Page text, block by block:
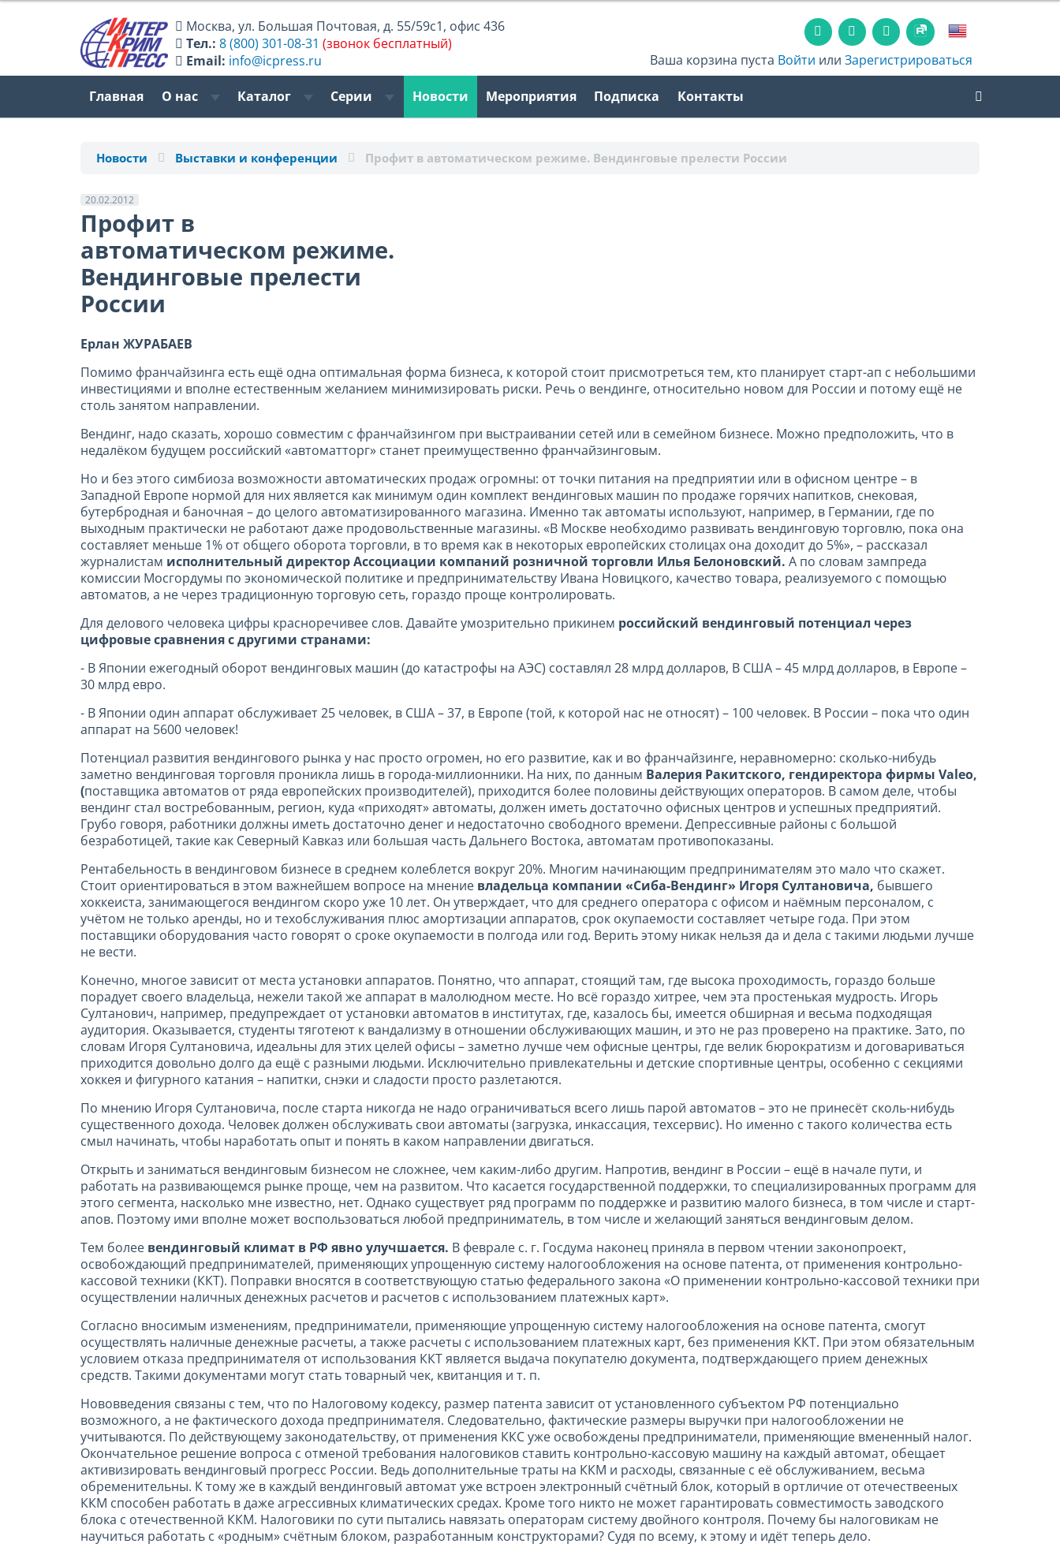
Москва,ул. Большая Почтовая, д. 55/59с1, офис 436
Тел.: 8 (800) 301-08-31 (звонок бесплатный)
Email: info@icpress.ru Ваша корзина пуста Войти илиЗарегистрироваться
Главная О нас Каталог Серии Новости Мероприятия Подписка Контакты
Новости Выставки и конференции Профит в автоматическом режиме. Вендинговые прелести России
20.02.2012
Профит в
автоматическом режиме.
Вендинговые прелести
России
Ерлан ЖУРАБАЕВ
Помимо франчайзинга есть ещё одна оптимальная форма бизнеса, к которой стоит присмотреться тем, кто планирует старт-ап с небольшими
инвестициями и вполне естественным желанием минимизировать риски. Речь о вендинге, относительно новом для России и потому ещё не
столь занятом направлении.
Вендинг, надо сказать, хорошо совместим с франчайзингом при выстраивании сетей или в семейном бизнесе. Можно предположить, что в
недалёком будущем российский «автоматторг» станет преимущественно франчайзинговым.
Но и без этого симбиоза возможности автоматических продаж огромны: от точки питания на предприятии или в офисном центре – в
Западной Европе нормой для них является как минимум один комплект вендинговых машин по продаже горячих напитков, снековая,
бутербродная и баночная – до целого автоматизированного магазина. Именно так автоматы используют, например, в Германии, где по
выходным практически не работают даже продовольственные магазины. «В Москве необходимо развивать вендинговую торговлю, пока она
составляет меньше 1% от общего оборота торговли, в то время как в некоторых европейских столицах она доходит до 5%», – рассказал
журналистам исполнительный директор Ассоциации компаний розничной торговли Илья Белоновский. А по словам зампреда
комиссии Мосгордумы по экономической политике и предпринимательству Ивана Новицкого, качество товара, реализуемого с помощью
автоматов, а не через традиционную торговую сеть, гораздо проще контролировать.
Для делового человека цифры красноречивее слов. Давайте умозрительно прикинем российский вендинговый потенциал через
цифровые сравнения с другими странами:
- В Японии ежегодный оборот вендинговых машин (до катастрофы на АЭС) составлял 28 млрд долларов, В США – 45 млрд долларов, в Европе –
30 млрд евро.
- В Японии один аппарат обслуживает 25 человек, в США – 37, в Европе (той, к которой нас не относят) – 100 человек. В России – пока что один
аппарат на 5600 человек!
Потенциал развития вендингового рынка у нас просто огромен, но его развитие, как и во франчайзинге, неравномерно: сколько-нибудь
заметно вендинговая торговля проникла лишь в города-миллионники. На них, по данным Валерия Ракитского, гендиректора фирмы Valeo,
(поставщика автоматов от ряда европейских производителей), приходится более половины действующих операторов. В самом деле, чтобы
вендинг стал востребованным, регион, куда «приходят» автоматы, должен иметь достаточно офисных центров и успешных предприятий.
Грубо говоря, работники должны иметь достаточно денег и недостаточно свободного времени. Депрессивные районы с большой
безработицей, такие как Северный Кавказ или большая часть Дальнего Востока, автоматам противопоказаны.
Рентабельность в вендинговом бизнесе в среднем колеблется вокруг 20%. Многим начинающим предпринимателям это мало что скажет.
Стоит ориентироваться в этом важнейшем вопросе на мнение владельца компании «Сиба-Вендинг» Игоря Султановича, бывшего
хоккеиста, занимающегося вендингом скоро уже 10 лет. Он утверждает, что для среднего оператора с офисом и наёмным персоналом, с
учётом не только аренды, но и техобслуживания плюс амортизации аппаратов, срок окупаемости составляет четыре года. При этом
поставщики оборудования часто говорят о сроке окупаемости в полгода или год. Верить этому никак нельзя да и дела с такими людьми лучше
не вести.
Конечно, многое зависит от места установки аппаратов. Понятно, что аппарат, стоящий там, где высока проходимость, гораздо больше
порадует своего владельца, нежели такой же аппарат в малолюдном месте. Но всё гораздо хитрее, чем эта простенькая мудрость. Игорь
Султанович, например, предупреждает от установки автоматов в институтах, где, казалось бы, имеется обширная и весьма подходящая
аудитория. Оказывается, студенты тяготеют к вандализму в отношении обслуживающих машин, и это не раз проверено на практике. Зато, по
словам Игоря Султановича, идеальны для этих целей офисы – заметно лучше чем офисные центры, где велик бюрократизм и договариваться
приходится довольно долго да ещё с разными людьми. Исключительно привлекательны и детские спортивные центры, особенно с секциями
хоккея и фигурного катания – напитки, снэки и сладости просто разлетаются.
По мнению Игоря Султановича, после старта никогда не надо ограничиваться всего лишь парой автоматов – это не принесёт сколь-нибудь
существенного дохода. Человек должен обслуживать свои автоматы (загрузка, инкассация, техсервис). Но именно с такого количества есть
смыл начинать, чтобы наработать опыт и понять в каком направлении двигаться.
Открыть и заниматься вендинговым бизнесом не сложнее, чем каким-либо другим. Напротив, вендинг в России – ещё в начале пути, и
работать на развивающемся рынке проще, чем на развитом. Что касается государственной поддержки, то специализированных программ для
этого сегмента, насколько мне известно, нет. Однако существует ряд программ по поддержке и развитию малого бизнеса, в том числе и старт-
апов. Поэтому ими вполне может воспользоваться любой предприниматель, в том числе и желающий заняться вендинговым делом.
Тем более вендинговый климат в РФ явно улучшается. В феврале с. г. Госдума наконец приняла в первом чтении законопроект,
освобождающий предпринимателей, применяющих упрощенную систему налогообложения на основе патента, от применения контрольно-
кассовой техники (ККТ). Поправки вносятся в соответствующую статью федерального закона «О применении контрольно-кассовой техники при
осуществлении наличных денежных расчетов и расчетов с использованием платежных карт».
Согласно вносимым изменениям, предприниматели, применяющие упрощенную систему налогообложения на основе патента, смогут
осуществлять наличные денежные расчеты, а также расчеты с использованием платежных карт, без применения ККТ. При этом обязательным
условием отказа предпринимателя от использования ККТ является выдача покупателю документа, подтверждающего прием денежных
средств. Такими документами могут стать товарный чек, квитанция и т. п.
Нововведения связаны с тем, что по Налоговому кодексу, размер патента зависит от установленного субъектом РФ потенциально
возможного, а не фактического дохода предпринимателя. Следовательно, фактические размеры выручки при налогообложении не
учитываются. По действующему законодательству, от применения ККС уже освобождены предприниматели, применяющие вмененный налог.
Окончательное решение вопроса с отменой требования налоговиков ставить контрольно-кассовую машину на каждый автомат, обещает
активизировать вендинговый прогресс России. Ведь дополнительные траты на ККМ и расходы, связанные с её обслуживанием, весьма
обременительны. К тому же в каждый вендинговый автомат уже встроен электронный счётный блок, который в ортличие от отечествееных
ККМ способен работать в даже агрессивных климатических средах. Кроме того никто не может гарантировать совместимость заводского
блока с отечественной ККМ. Налоговики по сути пытались навязать операторам систему двойного контроля. Почему бы налоговикам не
научиться работать с «родным» счётным блоком, разработанным конструкторами? Судя по всему, к этому и идёт теперь дело.